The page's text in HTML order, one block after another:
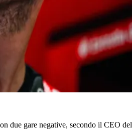
due gare negative, secondo il CEO